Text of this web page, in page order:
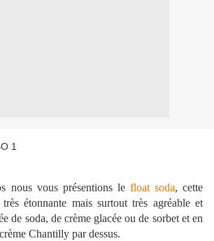
nous vous présentions le float soda, cette
étonnante mais surtout très agréable et
de soda, de crème glacée ou de sorbet et en
Chantilly par dessus.